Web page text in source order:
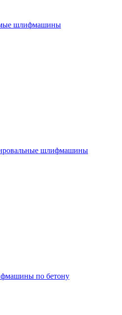
шлифмашины
шлифмашины
по бетону